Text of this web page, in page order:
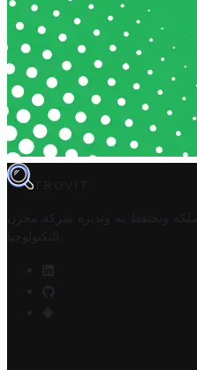
TROVIT
وتحتفظ به وتديره
شركة مخزن
التكنولوجيا